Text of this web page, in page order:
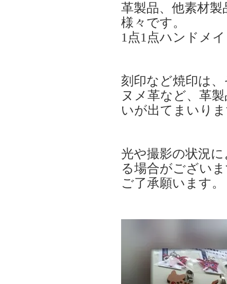
革製品、他素材
様々です。
1点1点ハンドメ
刻印など焼印は
ヌメ革など、革
いが出てまいり
光や撮影の状況
る場合がござい
ご了承願います。